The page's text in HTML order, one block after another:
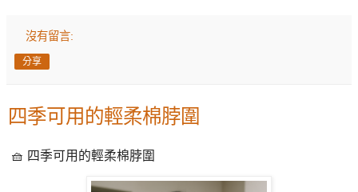
沒有留言:
分享
四季可用的輕柔棉脖圍
🧺 四季可用的輕柔棉脖圍